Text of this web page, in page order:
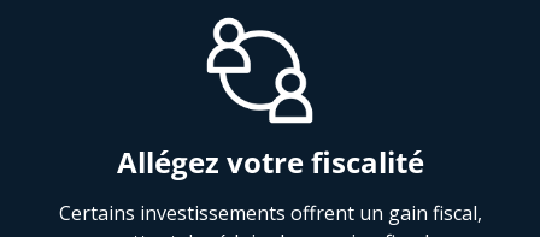
Allégez votre fiscalité
Certains investissements offrent un gain fiscal,